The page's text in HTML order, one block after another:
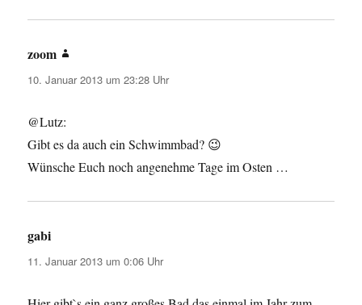
zoom
10. Januar 2013 um 23:28 Uhr
@Lutz:
Gibt es da auch ein Schwimmbad? 😉
Wünsche Euch noch angenehme Tage im Osten …
gabi
11. Januar 2013 um 0:06 Uhr